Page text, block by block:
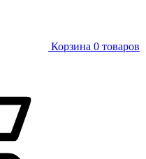
Корзина 0 товаров